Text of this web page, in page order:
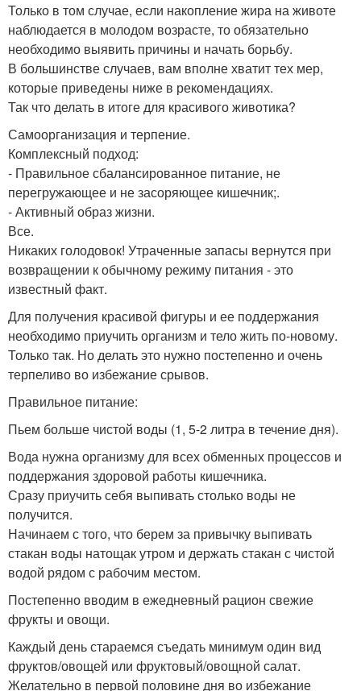
Только в том случае, если накопление жира на животе
наблюдается в молодом возрасте, то обязательно
необходимо выявить причины и начать борьбу.
В большинстве случаев, вам вполне хватит тех мер,
которые приведены ниже в рекомендациях.
Так что делать в итоге для красивого животика?
Самоорганизация и терпение.
Комплексный подход:
- Правильное сбалансированное питание, не
перегружающее и не засоряющее кишечник;.
- Активный образ жизни.
Все.
Никаких голодовок! Утраченные запасы вернутся при
возвращении к обычному режиму питания - это
известный факт.
Для получения красивой фигуры и ее поддержания
необходимо приучить организм и тело жить по-новому.
Только так. Но делать это нужно постепенно и очень
терпеливо во избежание срывов.
Правильное питание:
Пьем больше чистой воды (1, 5-2 литра в течение дня).
Вода нужна организму для всех обменных процессов и
поддержания здоровой работы кишечника.
Сразу приучить себя выпивать столько воды не
получится.
Начинаем с того, что берем за привычку выпивать
стакан воды натощак утром и держать стакан с чистой
водой рядом с рабочим местом.
Постепенно вводим в ежедневный рацион свежие
фрукты и овощи.
Каждый день стараемся съедать минимум один вид
фруктов/овощей или фруктовый/овощной салат.
Желательно в первой половине дня во избежание